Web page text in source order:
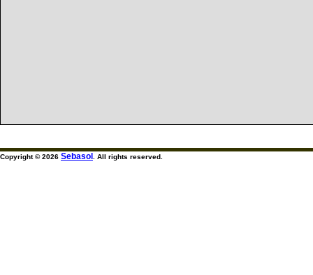
Copyright © 2026 Sebasol . All rights reserved.